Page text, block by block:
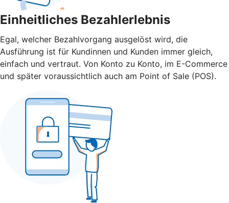
Einheitliches Bezahlerlebnis
Egal, welcher Bezahlvorgang ausgelöst wird, die
Ausführung ist für Kundinnen und Kunden immer gleich,
einfach und vertraut. Von Konto zu Konto, im E-Commerce
und später voraussichtlich auch am Point of Sale (POS).